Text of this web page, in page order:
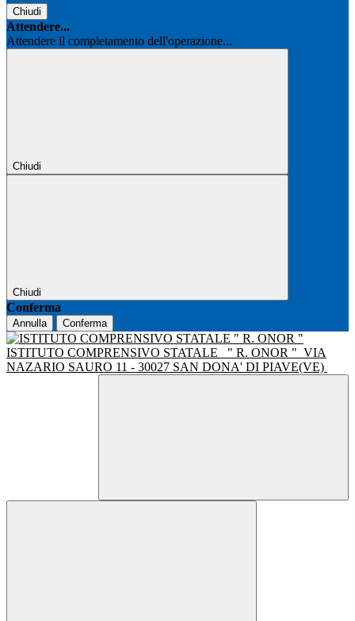
Chiudi
Attendere...
Attendere il completamento dell'operazione...
Chiudi
Chiudi
Conferma
Annulla Conferma
ISTITUTO COMPRENSIVO STATALE " R. ONOR " VIA
NAZARIO SAURO 11 - 30027 SAN DONA' DI PIAVE(VE)